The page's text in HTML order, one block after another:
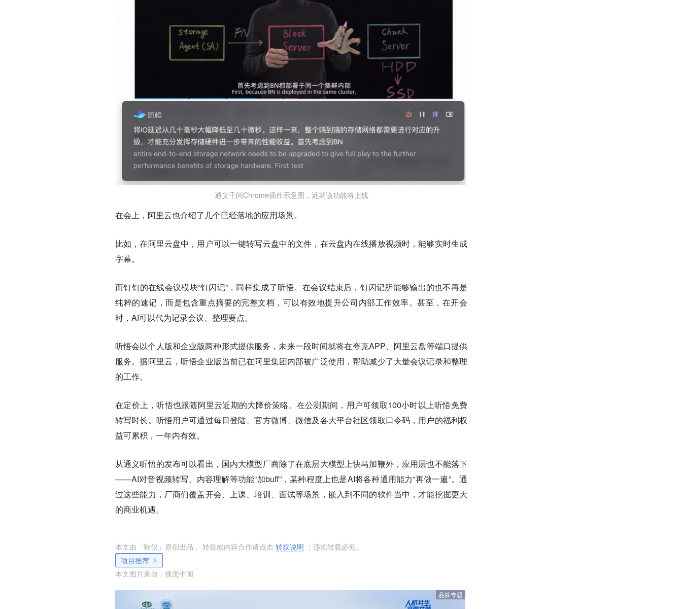
通义千问Chrome插件示意图，近期该功能将上线
在会上，阿里云也介绍了几个已经落地的应用场景。
比如，在阿里云盘中，用户可以一键转写云盘中的文件，在云盘内在线播放视频时，能够实时生成
字幕。
而钉钉的在线会议模块“钉闪记”，同样集成了听悟。在会议结束后，钉闪记所能够输出的也不再是
纯粹的速记，而是包含重点摘要的完整文档，可以有效地提升公司内部工作效率。甚至，在开会
时，AI可以代为记录会议、整理要点。
听悟会以个人版和企业版两种形式提供服务，未来一段时间就将在夸克APP、阿里云盘等端口提供
服务。据阿里云，听悟企业版当前已在阿里集团内部被广泛使用，帮助减少了大量会议记录和整理
的工作。
在定价上，听悟也跟随阿里云近期的大降价策略。在公测期间，用户可领取100小时以上听悟免费
转写时长。听悟用户可通过每日登陆、官方微博、微信及各大平台社区领取口令码，用户的福利权
益可累积，一年内有效。
从通义听悟的发布可以看出，国内大模型厂商除了在底层大模型上快马加鞭外，应用层也不能落下
——AI对音视频转写、内容理解等功能“加buff”，某种程度上也是AI将各种通用能力“再做一遍”。通
过这些能力，厂商们覆盖开会、上课、培训、面试等场景，嵌入到不同的软件当中，才能挖掘更大
的商业机遇。
本文由「咏仪 」原创出品， 转载或内容合作请点击 转载说明 ；违规转载必究。
项目推荐
本文图片来自： 视觉中国
品牌专题